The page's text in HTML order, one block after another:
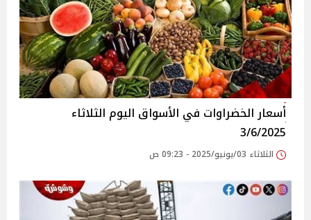
أسعار الخضراوات في الأسواق‎‎ اليوم الثلاثاء
3/6/2025
الثلاثاء 03/يونيو/2025 - 09:23 ص